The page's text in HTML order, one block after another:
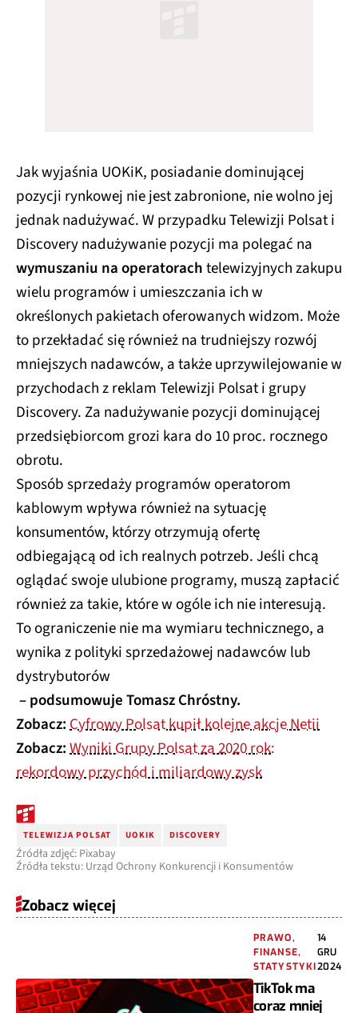
Jak wyjaśnia UOKiK, posiadanie dominującej
pozycji rynkowej nie jest zabronione, nie wolno jej
jednak nadużywać. W przypadku Telewizji Polsat i
Discovery nadużywanie pozycji ma polegać na
wymuszaniu na operatorachtelewizyjnych zakupu
wielu programów i umieszczania ich w
określonych pakietach oferowanych widzom. Może
to przekładać się również na trudniejszy rozwój
mniejszych nadawców, a także uprzywilejowanie w
przychodach z reklam Telewizji Polsat i grupy
Discovery. Za nadużywanie pozycji dominującej
przedsiębiorcom grozi kara do 10 proc. rocznego
obrotu.
Sposób sprzedaży programów operatorom
kablowym wpływa również na sytuację
konsumentów, którzy otrzymują ofertę
odbiegającą od ich realnych potrzeb. Jeśli chcą
oglądać swoje ulubione programy, muszą zapłacić
również za takie, które w ogóle ich nie interesują.
To ograniczenie nie ma wymiaru technicznego, a
wynika z polityki sprzedażowej nadawców lub
dystrybutorów
– podsumowuje Tomasz Chróstny.
Zobacz: Cyfrowy Polsat kupił kolejne akcje Netii
Zobacz:Wyniki Grupy Polsat za 2020 rok:
rekordowy przychód i miliardowy zysk
TELEWIZJA POLSAT UOKIK DISCOVERY
Źródła zdjęć: Pixabay
Źródła tekstu: Urząd Ochrony Konkurencji i Konsumentów
Zobacz więcej
PRAWO,
FINANSE,
STATYSTYKI
14
GRU
2024
TikTok ma
coraz mniej